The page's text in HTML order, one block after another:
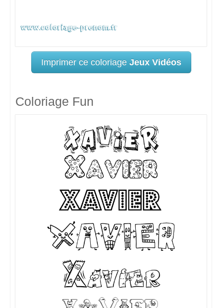
Imprimer ce coloriage Jeux Vidéos
Coloriage Fun